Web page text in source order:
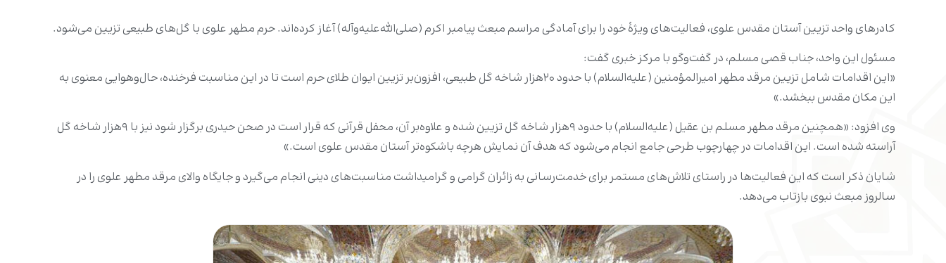
کادرهای واحد تزیین آستان مقدس علوی، فعالیت‌های ویژهٔ خود را برای آمادگی مراسم مبعث پیامبر اکرم (صلی‌الله‌علیه‌وآله) آغاز کرده‌اند. حرم مطهر علوی با گل‌های طبیعی تزیین می‌شود.
مسئول این واحد، جناب قصی مسلم، در گفت‌وگو با مرکز خبری گفت:
«این اقدامات شامل تزیین مرقد مطهر امیرالمؤمنین (علیه‌السلام) با حدود ۲۰هزار شاخه گل طبیعی، افزون‌بر تزیین ایوان طلای حرم است تا در این مناسبت فرخنده، حال‌وهوایی معنوی به
این مکان مقدس ببخشد.»
وی افزود: «همچنین مرقد مطهر مسلم بن عقیل (علیه‌السلام) با حدود ۹هزار شاخه گل تزیین شده و علاوه‌بر آن، محفل قرآنی که قرار است در صحن حیدری برگزار شود نیز با ۹هزار شاخه گل
آراسته شده است. این اقدامات در چهارچوب طرحی جامع انجام می‌شود که هدف آن نمایش هرچه باشکوه‌تر آستان مقدس علوی است.»
شایان ذکر است که این فعالیت‌ها در راستای تلاش‌های مستمر برای خدمت‌رسانی به زائران گرامی و گرامیداشت مناسبت‌های دینی انجام می‌گیرد و جایگاه والای مرقد مطهر علوی را در
سالروز مبعث نبوی بازتاب می‌دهد.